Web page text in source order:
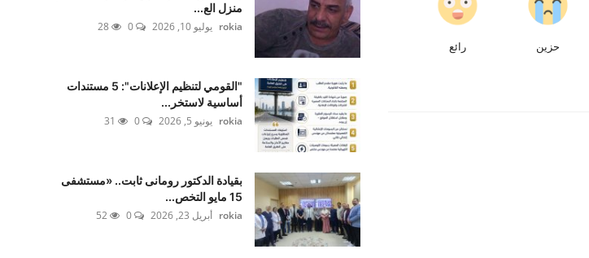
حزين رائع
منزل الع...
rokia يوليو 10, 2026 0
28
"القومي لتنظيم الإعلانات": 5 مستندات
أساسية لاستخر...
rokia يونيو 5, 2026 0
31
بقيادة الدكتور رومانى ثابت.. «مستشفى
15 مايو التخص...
rokia أبريل 23, 2026 0
52